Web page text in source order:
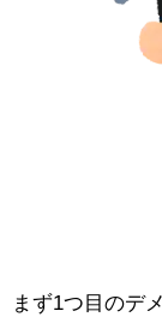
まず1つ目のデ